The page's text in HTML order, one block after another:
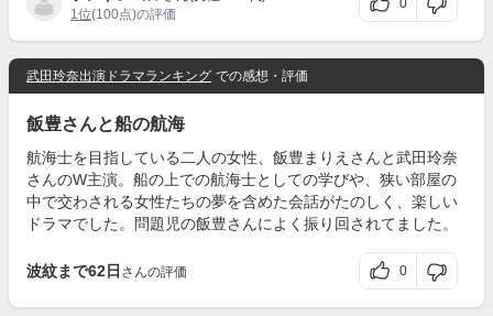
1位(100点)の評価
0
武田玲奈出演ドラマランキング での感想・評価
飯豊さんと船の航海
航海士を目指している二人の女性、飯豊まりえさんと武田玲奈
さんのW主演。船の上での航海士としての学びや、狭い部屋の
中で交わされる女性たちの夢を含めた会話がたのしく、楽しい
ドラマでした。問題児の飯豊さんによく振り回されてました。
波紋まで62日 さんの評価 0